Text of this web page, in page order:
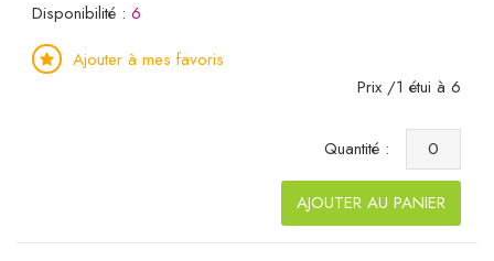
Disponibilité : 6
Ajouter à mes favoris
Prix /1 étui à 6
Quantité :
AJOUTER AU PANIER